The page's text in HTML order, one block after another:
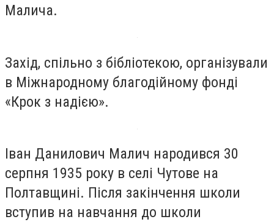
Малича.
Захід, спільно з бібліотекою, організували
в Міжнародному благодійному фонді
«Крок з надією».
Іван Данилович Малич народився 30
серпня 1935 року в селі Чутове на
Полтавщині. Після закінчення школи
вступив на навчання до школи